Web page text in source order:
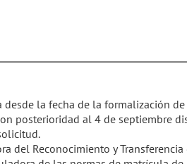
desde la fecha de la formalización
posterioridad al 4 de septiembre
Reconocimiento y